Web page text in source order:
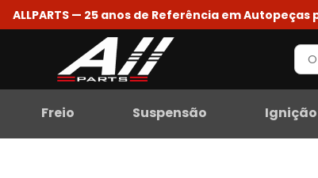
ALLPARTS — 25 anos de Referência em
Freio Suspensão